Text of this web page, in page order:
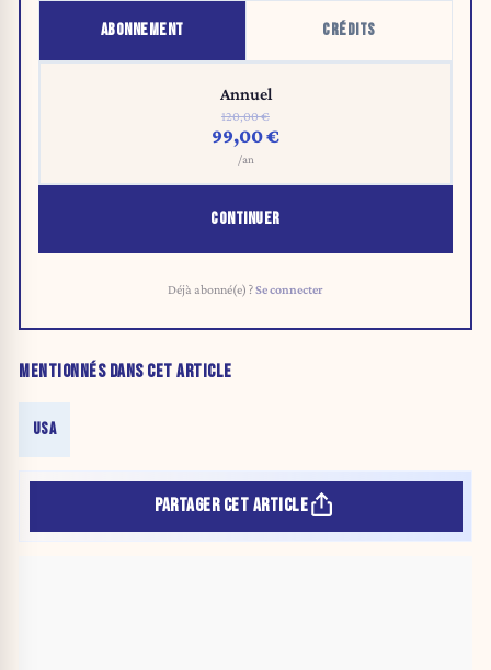
ABONNEMENT CRÉDITS
Annuel
120,00 €
99,00 €
/an
CONTINUER
Déjà abonné(e) ?Se connecter
MENTIONNÉS DANS CET ARTICLE
USA
PARTAGER CET ARTICLE